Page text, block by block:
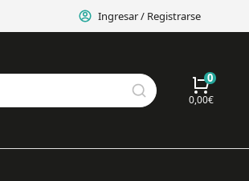
Ingresar / Registrarse
0,00€